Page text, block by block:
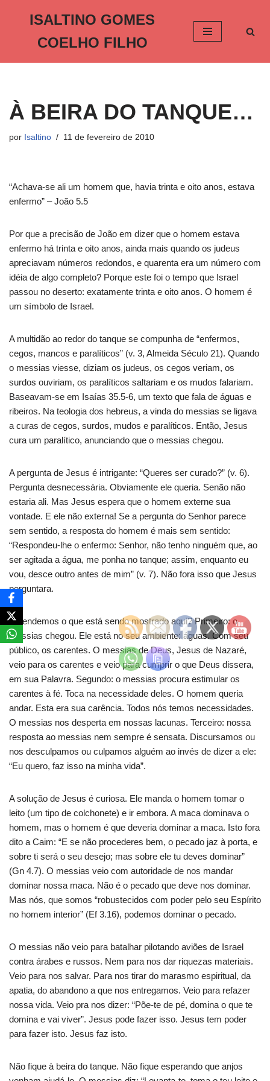
o
ISALTINO GOMES
COELHO FILHO
À BEIRA DO TANQUE…
por Isaltino 11 de fevereiro de 2010
“Achava-se ali um homem que, havia trinta e oito anos, estava
enfermo” – João 5.5
Por que a precisão de João em dizer que o homem estava
enfermo há trinta e oito anos, ainda mais quando os judeus
apreciavam números redondos, e quarenta era um número com
idéia de algo completo? Porque este foi o tempo que Israel
passou no deserto: exatamente trinta e oito anos. O homem é
um símbolo de Israel.
A multidão ao redor do tanque se compunha de “enfermos,
cegos, mancos e paralíticos” (v. 3, Almeida Século 21). Quando
o messias viesse, diziam os judeus, os cegos veriam, os
surdos ouviriam, os paralíticos saltariam e os mudos falariam.
Baseavam-se em Isaías 35.5-6, um texto que fala de águas e
ribeiros. Na teologia dos hebreus, a vinda do messias se ligava
a curas de cegos, surdos, mudos e paralíticos. Então, Jesus
cura um paralítico, anunciando que o messias chegou.
A pergunta de Jesus é intrigante: “Queres ser curado?” (v. 6).
Pergunta desnecessária. Obviamente ele queria. Senão não
estaria ali. Mas Jesus espera que o homem externe sua
vontade. E ele não externa! Se a pergunta do Senhor parece
sem sentido, a resposta do homem é mais sem sentido:
“Respondeu-lhe o enfermo: Senhor, não tenho ninguém que, ao
ser agitada a água, me ponha no tanque; assim, enquanto eu
vou, desce outro antes de mim” (v. 7). Não fora isso que Jesus
perguntara.
Entendemos o que está sendo mostrado aqui? Primeiro: o
messias chegou. Ele está no seu ambiente: águas. Com seu
público, os carentes. O messias de Deus, Jesus de Nazaré,
veio para os carentes e veio para cumprir o que Deus dissera,
em sua Palavra. Segundo: o messias procura estimular os
carentes à fé. Toca na necessidade deles. O homem queria
andar. Esta era sua carência. Todos nós temos necessidades.
O messias nos desperta em nossas lacunas. Terceiro: nossa
resposta ao messias nem sempre é sensata. Discursamos ou
nos desculpamos ou culpamos alguém ao invés de dizer a ele:
“Eu quero, faz isso na minha vida”.
A solução de Jesus é curiosa. Ele manda o homem tomar o
leito (um tipo de colchonete) e ir embora. A maca dominava o
homem, mas o homem é que deveria dominar a maca. Isto fora
dito a Caim: “E se não procederes bem, o pecado jaz à porta, e
sobre ti será o seu desejo; mas sobre ele tu deves dominar”
(Gn 4.7). O messias veio com autoridade de nos mandar
dominar nossa maca. Não é o pecado que deve nos dominar.
Mas nós, que somos “robustecidos com poder pelo seu Espírito
no homem interior” (Ef 3.16), podemos dominar o pecado.
O messias não veio para batalhar pilotando aviões de Israel
contra árabes e russos. Nem para nos dar riquezas materiais.
Veio para nos salvar. Para nos tirar do marasmo espiritual, da
apatia, do abandono a que nos entregamos. Veio para refazer
nossa vida. Veio pra nos dizer: “Põe-te de pé, domina o que te
domina e vai viver”. Jesus pode fazer isso. Jesus tem poder
para fazer isto. Jesus faz isto.
Não fique à beira do tanque. Não fique esperando que anjos